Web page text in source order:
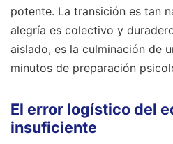
potente. La transición es tan
alegría es colectivo y
aislado, es la culminación de
minutos de preparación
El error logístico del
insuficiente